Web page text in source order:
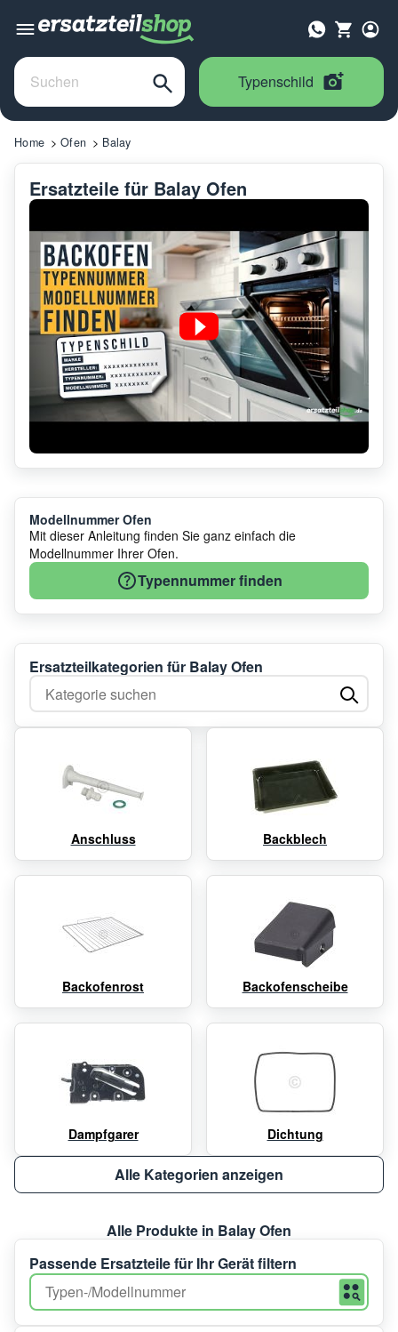
Typenschild
Home Ofen Balay
Ersatzteile für Balay Ofen
Modellnummer Ofen
Mit dieser Anleitung finden Sie ganz einfach die
Modellnummer Ihrer Ofen.
Typennummer finden
Ersatzteilkategorien für Balay Ofen
Kategorie suchen
Anschluss Backblech
Backofenrost Backofenscheibe
Dampfgarer Dichtung
Alle Kategorien anzeigen
Alle Produkte in Balay Ofen
Passende Ersatzteile für Ihr Gerät filtern